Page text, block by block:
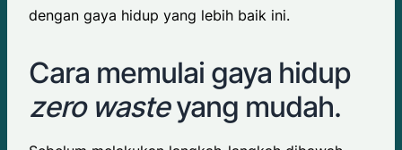
dengan gaya hidup yang lebih baik ini.
Cara memulai gaya hidup
zero wasteyang mudah.